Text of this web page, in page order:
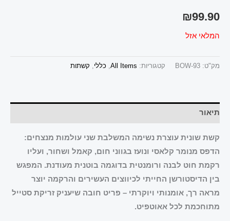
₪99.90
המלאי אזל
מק"ט: BOW-93 קטגוריות: All Items
, כללי, קשתות
תיאור
קשת שונית עוצרת נשימה המשלבת שני עולמות מנצחים:
הדפס מנומר קלאסי ונועז בגווני חום, קאמל ושחור, ועליו
רקמת חוט לבנה ורומנטית בדוגמה בוטנית מעודנת. המפגש
בין הדיסטורשן החייתי לכיווצים העשירים והרקמה יוצר
מראה רך, אומנותי ויוקרתי – פריט חובה שיעניק זריקת סטייל
מתוחכמת לכל אאוטפיט.